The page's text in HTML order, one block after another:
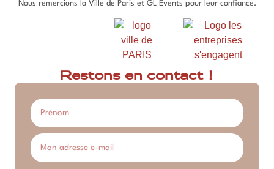
Nous remercions la Ville de Paris et GL Events pour leur confiance.
Restons en contact !